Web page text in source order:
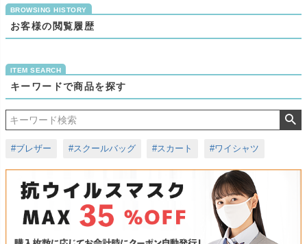
お客様の閲覧履歴
キーワードで商品を探す
#ブレザー #スクールバッグ #スカート #ワイシャツ